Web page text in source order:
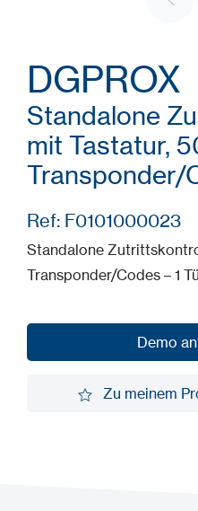
DGPROX
Standalone
mit Tastatur,
Transponder/
Ref: F0101000023
Standalone
Transponder/Codes – 1
Demo
Zu meinem